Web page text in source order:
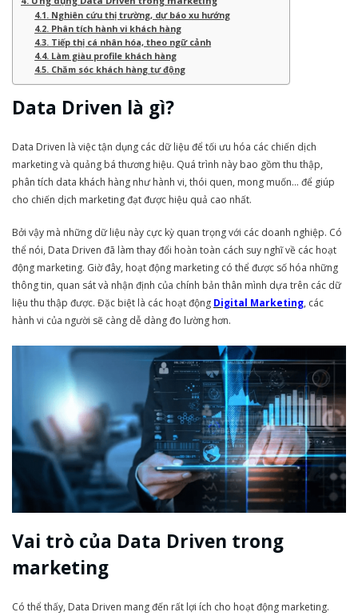
Nghiên cứu thị trường, dự báo xu hướng
Phân tích hành vi khách hàng
Tiếp thị cá nhân hóa, theo ngữ cảnh
Làm giàu profile khách hàng
Chăm sóc khách hàng tự động
Data Driven là gì?
Data Driven là việc tận dụng các dữ liệu để tối ưu hóa các chiến dịch
marketing và quảng bá thương hiệu. Quá trình này bao gồm thu thập,
phân tích data khách hàng như hành vi, thói quen, mong muốn… để giúp
cho chiến dịch marketing đạt được hiệu quả cao nhất.
Bởi vậy mà những dữ liệu này cực kỳ quan trọng với các doanh nghiệp. Có
thể nói, Data Driven đã làm thay đổi hoàn toàn cách suy nghĩ về các hoạt
động marketing. Giờ đây, hoạt động marketing có thể được số hóa những
thông tin, quan sát và nhận định của chính bản thân mình dựa trên các dữ
liệu thu thập được. Đặc biệt là các hoạt động Digital Marketing, các
hành vi của người sẽ càng dễ dàng đo lường hơn.
Vai trò của Data Driven trong
marketing
Có thể thấy, Data Driven mang đến rất lợi ích cho hoạt động marketing.